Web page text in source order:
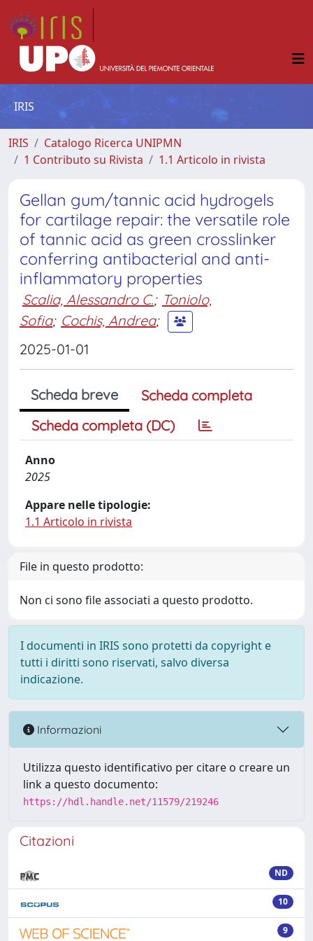
IRIS
IRIS
Catalogo Ricerca UNIPMN
1 Contributo su Rivista
1.1 Articolo in rivista
Gellan gum/tannic acid hydrogels
for cartilage repair: the versatile role
of tannic acid as green crosslinker
conferring antibacterial and anti-
inflammatory properties
Scalia, Alessandro C.; Toniolo,
Sofia; Cochis, Andrea;
2025-01-01
Scheda breve
Scheda completa
Scheda completa (DC)
Anno
2025
Appare nelle tipologie:
1.1 Articolo in rivista
File in questo prodotto:
Non ci sono file associati a questo prodotto.
I documenti in IRIS sono protetti da copyright e
tutti i diritti sono riservati, salvo diversa
indicazione.
Informazioni
Utilizza questo identificativo per citare o creare un
link a questo documento:
https://hdl.handle.net/11579/219246
Citazioni
ND
10
9